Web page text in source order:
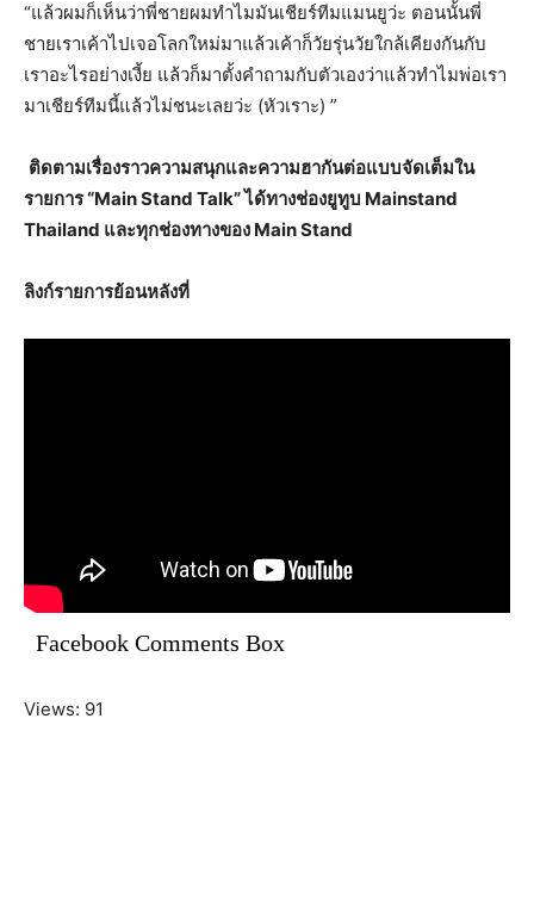
“แล้วผมก็เห็นว่าพี่ชายผมทำไมมันเชียร์ทีมแมนยูว่ะ ตอนนั้นพี่
ชายเราเค้าไปเจอโลกใหม่มาแล้วเค้าก็วัยรุ่นวัยใกล้เคียงกันกับ
เราอะไรอย่างเงี้ย แล้วก็มาตั้งคำถามกับตัวเองว่าแล้วทำไมพ่อเรา
มาเชียร์ทีมนี้แล้วไม่ชนะเลยว่ะ (หัวเราะ) ”
​ติดตามเรื่องราวความสนุกและความฮากันต่อแบบจัดเต็มใน
รายการ “Main Stand Talk” ได้ทางช่องยูทูบ Mainstand
Thailand และทุกช่องทางของ Main Stand
ลิงก์รายการย้อนหลังที่
Facebook Comments Box
Views: 91